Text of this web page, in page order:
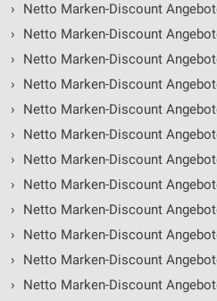
›
Netto Marken-Discount
›
Netto Marken-Discount
›
Netto Marken-Discount
›
Netto Marken-Discount
›
Netto Marken-Discount
›
Netto Marken-Discount
›
Netto Marken-Discount
›
Netto Marken-Discount
›
Netto Marken-Discount
›
Netto Marken-Discount
›
Netto Marken-Discount
›
Netto Marken-Discount